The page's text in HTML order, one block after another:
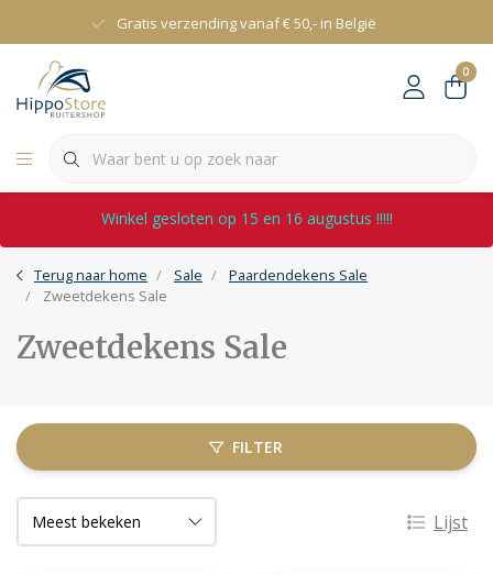
Gratis verzending vanaf € 50,- in België
0
Winkel gesloten op 15 en 16 augustus !!!!!
Terug naar home Sale
Paardendekens Sale
Zweetdekens Sale
Zweetdekens Sale
FILTER
Lijst